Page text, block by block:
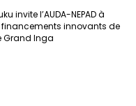
invite l’AUDA-NEPAD à
innovants de
Grand Inga